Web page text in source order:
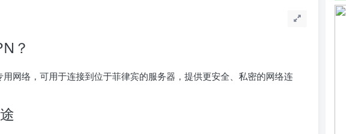
？
用网络，可用于连接到位于菲律宾的服务器，提供更安全、私密的网络连